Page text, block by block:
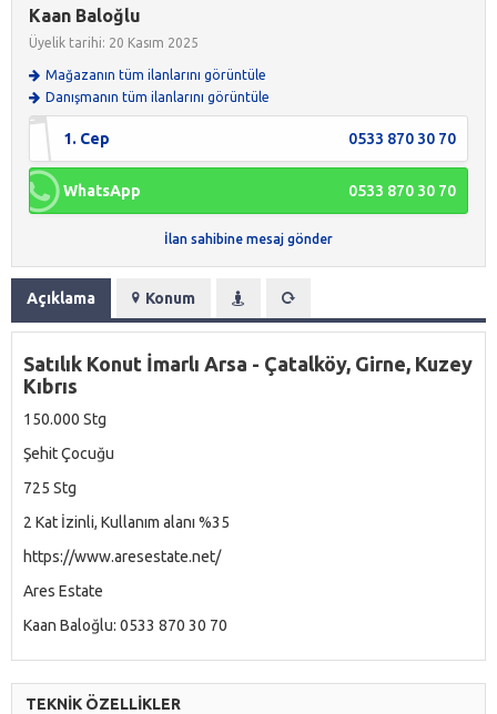
Kaan Baloğlu
Üyelik tarihi: 20 Kasım 2025
Mağazanın tüm ilanlarını görüntüle
Danışmanın tüm ilanlarını görüntüle
1. Cep 0533 870 30 70
WhatsApp 0533 870 30 70
İlan sahibine mesaj gönder
Açıklama Konum
Satılık Konut İmarlı Arsa - Çatalköy, Girne, Kuzey
Kıbrıs
150.000 Stg
Şehit Çocuğu
725 Stg
2 Kat İzinli, Kullanım alanı %35
https://www.aresestate.net/
Ares Estate
Kaan Baloğlu: ⁨0533 870 30 70⁩
TEKNİK ÖZELLİKLER